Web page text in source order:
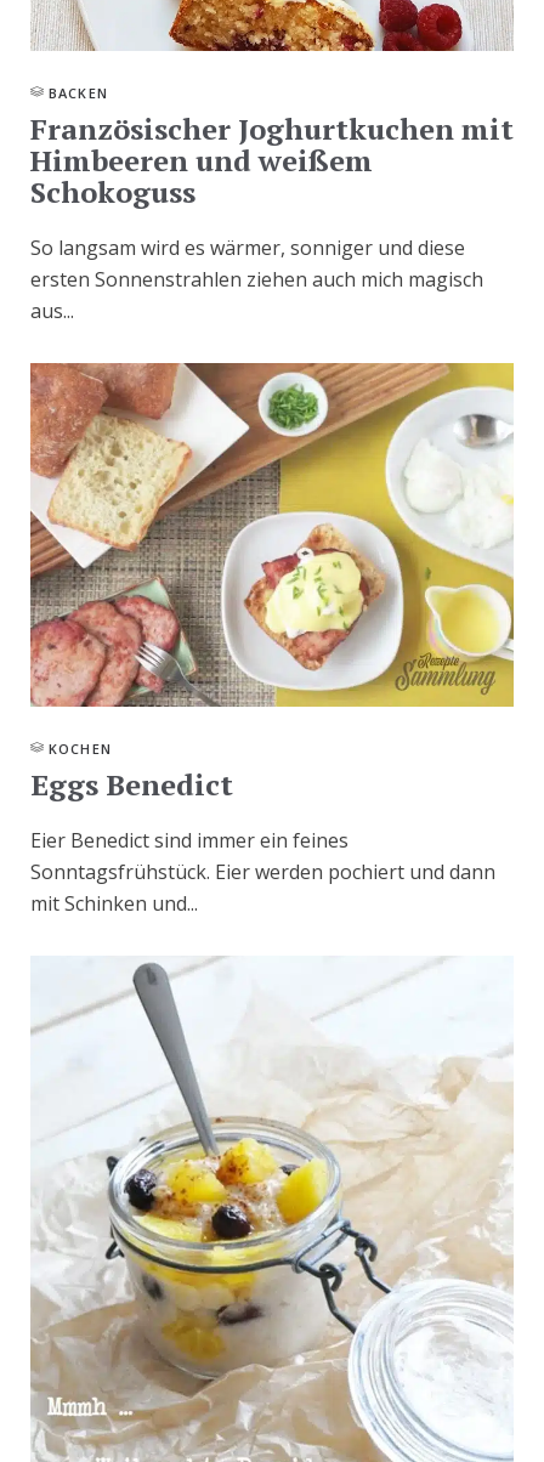
BACKEN
Französischer Joghurtkuchen mit
Himbeeren und weißem
Schokoguss
So langsam wird es wärmer, sonniger und diese
ersten Sonnenstrahlen ziehen auch mich magisch
aus...
KOCHEN
Eggs Benedict
Eier Benedict sind immer ein feines
Sonntagsfrühstück. Eier werden pochiert und dann
mit Schinken und...